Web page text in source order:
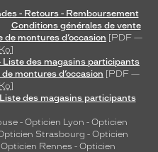
- Retours - Remboursement
Conditions générales de vente
montures d’occasion [PDF —
Ko]
Liste des magasins participants
montures d’occasion [PDF —
Ko]
des magasins participants
- Opticien Lyon - Opticien
Strasbourg - Opticien
Opticien Rennes - Opticien